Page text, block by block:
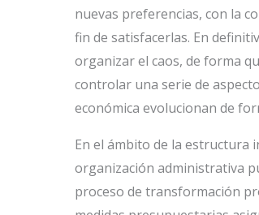
nuevas preferencias, con la
fin de satisfacerlas. En
organizar el caos, de forma
controlar una serie de
económica evolucionan de
En el ámbito de la estructura
organización administrativa
proceso de transformación